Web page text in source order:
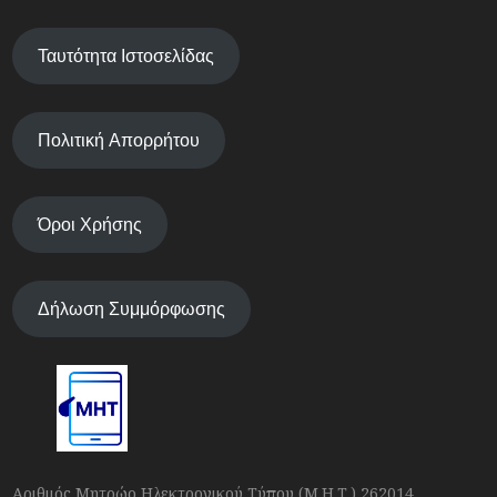
Ταυτότητα Ιστοσελίδας
Πολιτική Απορρήτου
Όροι Χρήσης
Δήλωση Συμμόρφωσης